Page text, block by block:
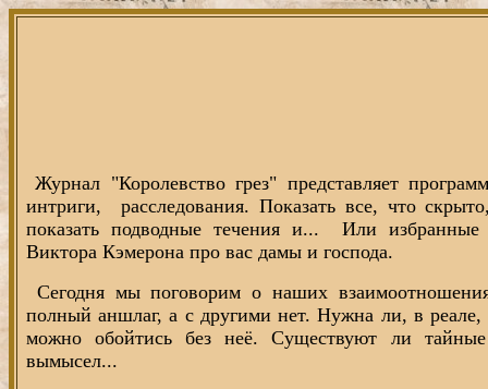
Журнал "Королевство грез" представляет
интриги,
расследования. Показать все, что
показать подводные течения и...
Или избранные
Виктора Кэмерона про вас дамы и господа.
Сегодня мы поговорим о наших
полный аншлаг, а с другими нет. Нужна ли, в
можно обойтись без неё. Существуют ли
вымысел...